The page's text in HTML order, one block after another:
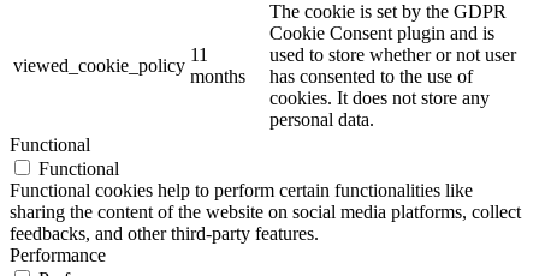
viewed_cookie_policy
11
months
The cookie is set by the GDPR
Cookie Consent plugin and is
used to store whether or not user
has consented to the use of
cookies. It does not store any
personal data.
Functional
Functional
Functional cookies help to perform certain functionalities like
sharing the content of the website on social media platforms, collect
feedbacks, and other third-party features.
Performance